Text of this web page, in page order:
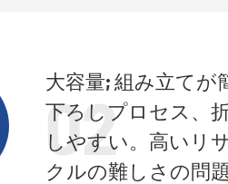
大容量; 組み立てが
下ろしプロセス、
しやすい。高いリ
クルの難しさの問
02